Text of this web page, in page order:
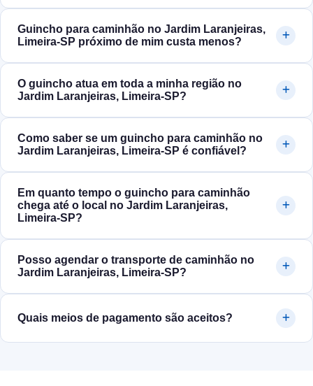
Guincho para caminhão no Jardim Laranjeiras,
Limeira‑SP próximo de mim custa menos?
O guincho atua em toda a minha região no
Jardim Laranjeiras, Limeira‑SP?
Como saber se um guincho para caminhão no
Jardim Laranjeiras, Limeira‑SP é confiável?
Em quanto tempo o guincho para caminhão
chega até o local no Jardim Laranjeiras,
Limeira‑SP?
Posso agendar o transporte de caminhão no
Jardim Laranjeiras, Limeira‑SP?
Quais meios de pagamento são aceitos?